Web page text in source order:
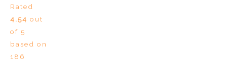
Rated
4.54 out
of 5
based on
186